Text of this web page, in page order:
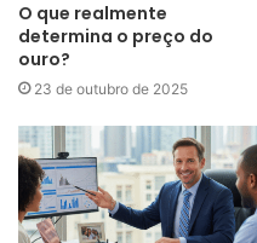
O que realmente
determina o preço do
ouro?
23 de outubro de 2025